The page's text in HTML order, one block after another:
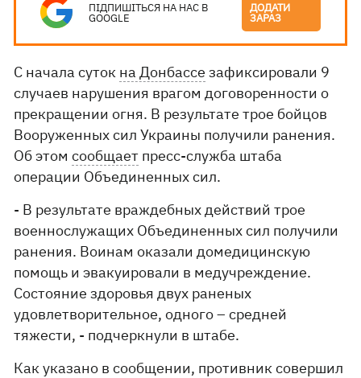
ПІДПИШІТЬСЯ НА НАС В
GOOGLE
ДОДАТИ
ЗАРАЗ
С начала суток на Донбассе зафиксировали 9
случаев нарушения врагом договоренности о
прекращении огня. В результате трое бойцов
Вооруженных сил Украины получили ранения.
Об этомсообщает пресс-служба штаба
операции Объединенных сил.
- В результате враждебных действий трое
военнослужащих Объединенных сил получили
ранения. Воинам оказали домедицинскую
помощь и эвакуировали в медучреждение.
Состояние здоровья двух раненых
удовлетворительное, одного – средней
тяжести, - подчеркнули в штабе.
Как указано в сообщении, противник совершил